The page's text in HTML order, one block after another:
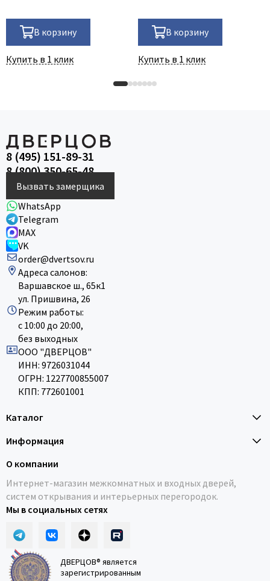
В корзину
Купить в 1 клик
В корзину
Купить в 1 клик
8 (495) 151-89-31
8 (800) 350-65-48
Вызвать замерщика
WhatsApp
Telegram
MAX
VK
order@dvertsov.ru
Адреса салонов:
Варшавское ш., 65к1
ул. Пришвина, 26
Режим работы:
с 10:00 до 20:00,
без выходных
ООО "ДВЕРЦОВ"
ИНН: 9726031044
ОГРН: 1227700855007
КПП: 772601001
Каталог
Информация
О компании
Интернет-магазин межкомнатных и входных дверей,
систем открывания и интерьерных перегородок.
Мы в социальных сетях
ДВЕРЦОВ® является
зарегистрированным